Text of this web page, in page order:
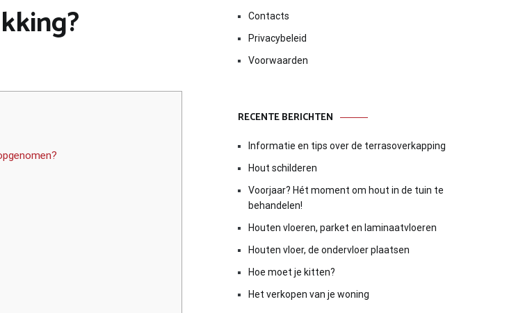
Contacts
Privacybeleid
Voorwaarden
RECENTE BERICHTEN
Informatie en tips over de terrasoverkapping
Hout schilderen
Voorjaar? Hét moment om hout in de tuin te
behandelen!
Houten vloeren, parket en laminaatvloeren
Houten vloer, de ondervloer plaatsen
Hoe moet je kitten?
Het verkopen van je woning